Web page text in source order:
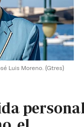
Luis Moreno. (Gtres)